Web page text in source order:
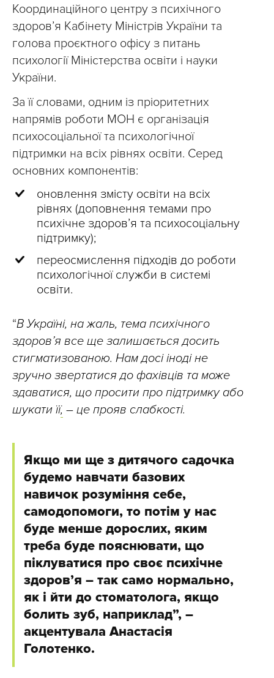
Координаційного центру з психічного
здоров’я Кабінету Міністрів України та
голова проєктного офісу з питань
психології Міністерства освіти і науки
України.
За її словами, одним із пріоритетних
напрямів роботи МОН є організація
психосоціальної та психологічної
підтримки на всіх рівнях освіти. Серед
основних компонентів:
оновлення змісту освіти на всіх
рівнях (доповнення темами про
психічне здоров’я та психосоціальну
підтримку);
переосмислення підходів до роботи
психологічної служби в системі
освіти.
“В Україні, на жаль, тема психічного
здоров’я все ще залишається досить
стигматизованою. Нам досі іноді не
зручно звертатися до фахівців та може
здаватися, що просити про підтримку або
шукати її, – це прояв слабкості.
Якщо ми ще з дитячого садочка
будемо навчати базових
навичок розуміння себе,
самодопомоги, то потім у нас
буде менше дорослих, яким
треба буде пояснювати, що
піклуватися про своє психічне
здоров’я – так само нормально,
як і йти до стоматолога, якщо
болить зуб, наприклад”, –
акцентувала Анастасія
Голотенко.